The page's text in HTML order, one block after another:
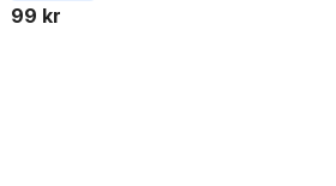
99 kr